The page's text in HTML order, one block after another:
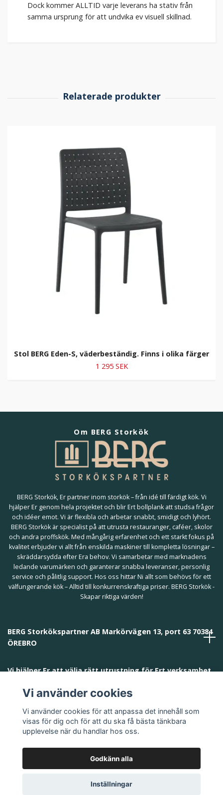
Dock kommer ALLTID varje leverans ha stativ från
samma ursprung för att undvika ev visuell skillnad.
Stol BERG Eden-S, väderbeständig. Finns i olika färger
1 295 SEK
Om BERG Storkök
BERG Storkök, Er partner inom storkök – från idé till färdigt kök. Vi
hjälper Er genom hela projektet och blir Ert bollplank att studsa frågor
och idéer emot. Vi är flexibla och arbetar snabbt, smidigt och lyhört.
BERG Storkök är specialist på att utrusta restauranger, caféer, skolor
och andra proffskök. Med mångårig erfarenhet och ett starkt fokus på
kvalitet erbjuder vi allt från enskilda maskiner till kompletta lösningar –
skräddarsydda efter Era behov. Vi samarbetar med marknadens
ledande varumärken och garanterar snabba leveranser, personlig
service och pålitlig support. Hos oss hittar Ni allt som behövs för ett
välfungerande kök – Alltid till konkurrenskraftiga priser. BERG Storkök -
Skapar riktiga värden!
BERG Storkökspartner AB Markörvägen 13, port 63 70384
ÖREBRO
Vi hjälper Er att välja rätt utrustning för Ert verksamhet
© 2026 BERG Storkökspartner AB
Vi använder cookies
Vi använder cookies för att anpassa det innehåll som
visas för dig och för att du ska få bästa tänkbara
upplevelse när du handlar hos oss.
Godkänn alla
Inställningar